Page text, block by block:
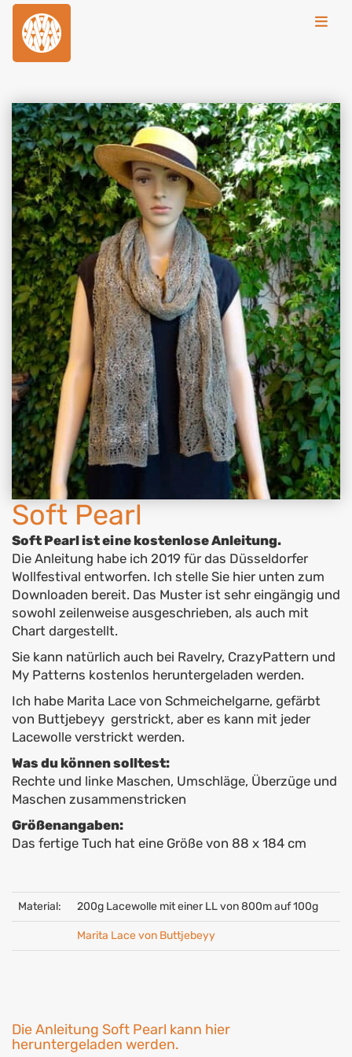
Soft Pearl
Soft Pearl ist eine kostenlose Anleitung.
Die Anleitung habe ich 2019 für das Düsseldorfer
Wollfestival entworfen. Ich stelle Sie hier unten zum
Downloaden bereit. Das Muster ist sehr eingängig und
sowohl zeilenweise ausgeschrieben, als auch mit
Chart dargestellt.
Sie kann natürlich auch bei Ravelry, CrazyPattern und
My Patterns kostenlos heruntergeladen werden.
Ich habe Marita Lace von Schmeichelgarne, gefärbt
von Buttjebeyy gerstrickt, aber es kann mit jeder
Lacewolle verstrickt werden.
Was du können solltest:
Rechte und linke Maschen, Umschläge, Überzüge und
Maschen zusammenstricken
Größenangaben:
Das fertige Tuch hat eine Größe von 88 x 184 cm
Material: 200g Lacewolle mit einer LL von 800m auf 100g
Marita Lace von Buttjebeyy
Die Anleitung Soft Pearl kann hier
heruntergeladen werden.